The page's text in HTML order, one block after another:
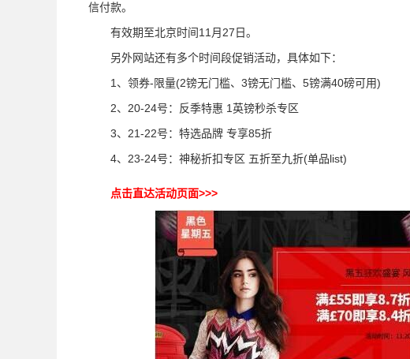
信付款。
有效期至北京时间11月27日。
另外网站还有多个时间段促销活动，具体如下：
1、领券-限量(2镑无门槛、3镑无门槛、5镑满40磅可用)
2、20-24号：反季特惠 1英镑秒杀专区
3、21-22号：特选品牌 专享85折
4、23-24号：神秘折扣专区 五折至九折(单品list)
点击直达活动页面>>>